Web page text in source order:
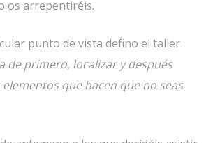
os arrepentiréis.
punto de vista defino el taller
de primero, localizar y después
que hacen que no seas